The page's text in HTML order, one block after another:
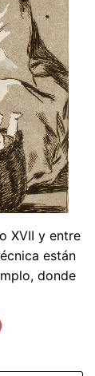
XVII y entre
están
donde